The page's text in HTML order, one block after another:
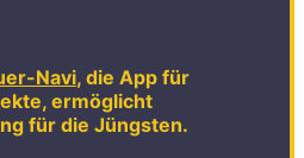
Navi, die App für
ermöglicht
für die Jüngsten.